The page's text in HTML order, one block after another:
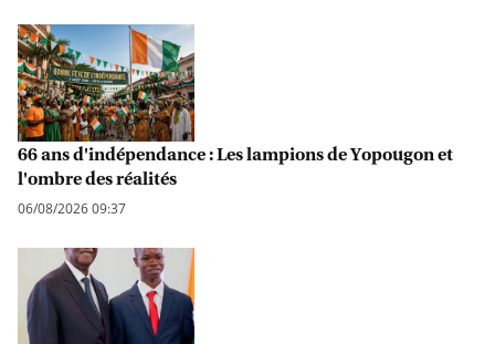
66 ans d'indépendance : Les lampions de Yopougon et
l'ombre des réalités
06/08/2026 09:37